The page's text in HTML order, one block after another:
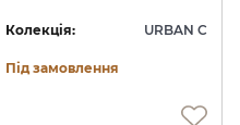
Колекція: URBAN C
Під замовлення